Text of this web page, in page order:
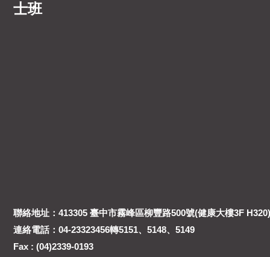
士班
聯絡地址：413305 臺中市霧峰區柳豐路500號(健康大樓3F H320)
連絡電話：04-23323456轉5151、5148、5149
Fax : (04)2339-0193